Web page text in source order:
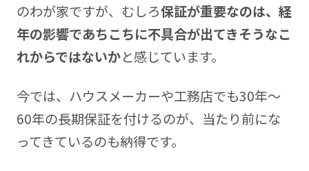
のわが家ですが、むしろ保証が重要なのは、経
年の影響であちこちに不具合が出てきそうなこ
れからではないかと感じています。
今では、ハウスメーカーや工務店でも30年〜
60年の長期保証を付けるのが、当たり前にな
ってきているのも納得です。